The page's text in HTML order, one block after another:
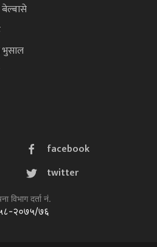
बेल्बासे
भुसाल
facebook
twitter
विभाग दर्ता नं.
२०७५/७६